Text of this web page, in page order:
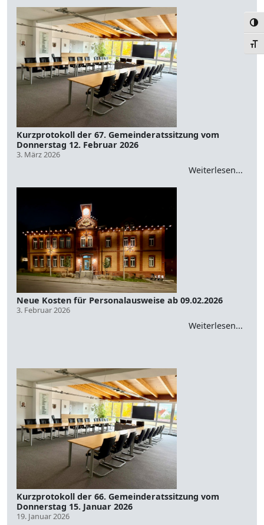
Kurzprotokoll der 67. Gemeinderatssitzung vom
Donnerstag 12. Februar 2026
3. März 2026
Weiterlesen...
Neue Kosten für Personalausweise ab 09.02.2026
3. Februar 2026
Weiterlesen...
Kurzprotokoll der 66. Gemeinderatssitzung vom
Donnerstag 15. Januar 2026
19. Januar 2026